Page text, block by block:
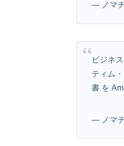
— ノマ
ビジネ
ティム
書 を
— ノマ